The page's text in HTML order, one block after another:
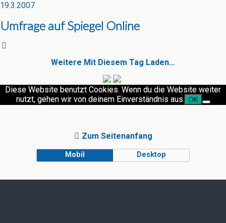
19.3.2007
Umfrage auf Spiegel Online
Weitere Mit Diesem Tag Laden…
Diese Website benutzt Cookies. Wenn du die Website weiter
nutzt, gehen wir von deinem Einverständnis aus. OK
Zum Seitenanfang
Mobil Desktop